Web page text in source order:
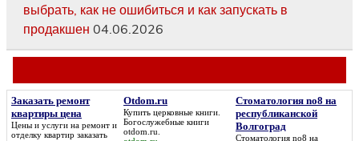
выбрать, как не ошибиться и как запускать в
продакшен 04.06.2026
Заказать ремонт
квартиры цена
Цены и услуги на ремонт и
отделку квартир заказать
Otdom.ru
Купить церковные книги.
Богослужебные книги
otdom.ru
Стоматология no8 на
республиканской
Волгоград
Стоматология no8 на